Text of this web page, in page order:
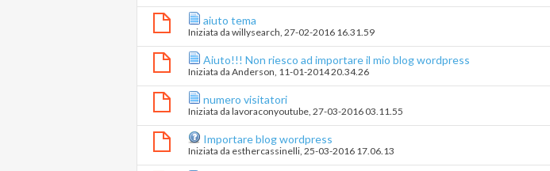
aiuto tema
Iniziata da willysearch‎, 27-02-2016 16.31.59
Aiuto!!! Non riesco ad importare il mio blog wordpress
Iniziata da Anderson‎, 11-01-2014 20.34.26
numero visitatori
Iniziata da lavoraconyoutube‎, 27-03-2016 03.11.55
Importare blog wordpress
Iniziata da esthercassinelli‎, 25-03-2016 17.06.13